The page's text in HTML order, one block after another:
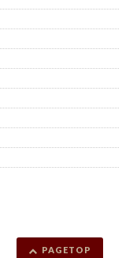
PAGETOP